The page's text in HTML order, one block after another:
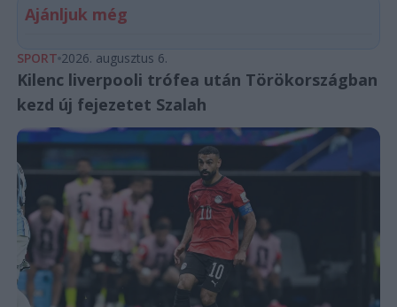
Ajánljuk még
SPORT 2026. augusztus 6.
Kilenc liverpooli trófea után Törökországban
kezd új fejezetet Szalah